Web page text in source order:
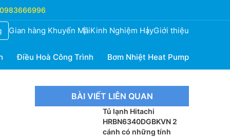
Gian hàng Khuyến MãiKinh Nghiệm HayGiới thiệu
Điều Hoà Công Trình Bơm Nhiệt Heat Pump
BÀI VIẾT LIÊN QUAN
Tủ lạnh Hitachi
HRBN6340DGBKVN 2
cánh có những tính